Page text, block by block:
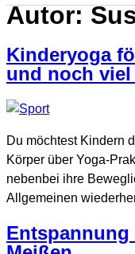
Autor:
Kinderyoga
und noch viel
Du möchtest Kindern
Körper über Yoga-
nebenbei ihre
Allgemeinen